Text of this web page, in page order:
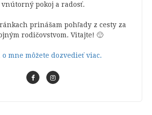
vnútorný pokoj a radosť.
prinášam pohľady z cesty za
rodičovstvom. Vitajte! 🙂
o mne môžete dozvedieť viac.